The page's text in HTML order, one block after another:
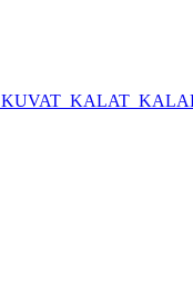
KUVAT KALAT